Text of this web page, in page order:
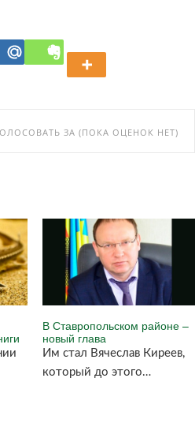
(ПОКА ОЦЕНОК НЕТ)
В Ставропольском районе –
новый глава
Им стал Вячеслав Киреев,
который до этого…